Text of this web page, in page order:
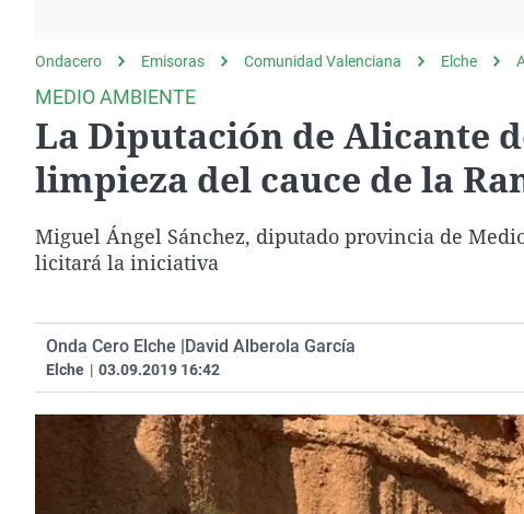
gato
Operación Viuda
Negra
Navarra
Ondacero Emisoras Comunidad Valenciana Elche
MEDIO AMBIENTE
La Diputación de Alicante
limpieza del cauce de la
Miguel Ángel Sánchez, diputado provincia de
licitará la iniciativa
Onda Cero Elche |David Alberola García
Elche | 03.09.2019 16:42